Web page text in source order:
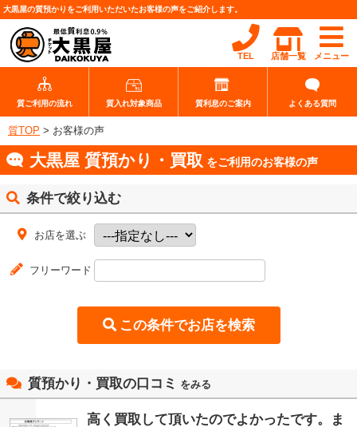
大黒屋の質預かりをご利用いただいたお客様の声をご紹介します。
メニュー
店舗一覧
TEL
質ご利用の流れ 質入れ対象商品 質利息のご案内 よくある質問
質TOP > お客様の声
大黒屋 質預かり・買取 をご利用のお客様の声
条件で絞り込む
お店を選ぶ
フリーワード
質預かり・買取の口コミ をみる
高く買取して頂いたのでよかったです。ま